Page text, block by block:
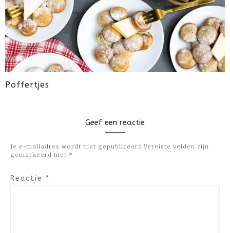
Poffertjes
Geef een reactie
Je e-mailadres wordt niet gepubliceerd.Vereiste velden zijn
gemarkeerd met *
Reactie *